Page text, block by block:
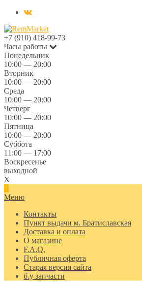
+7 (910) 418-99-73
Часы работы
Понедельник
10:00 — 20:00
Вторник
10:00 — 20:00
Среда
10:00 — 20:00
Четверг
10:00 — 20:00
Пятница
10:00 — 20:00
Суббота
11:00 — 17:00
Воскресенье
выходной
X
Меню
Контакты
Пункт выдачи м. Братиславская
Доставка и оплата
О магазине
F.A.Q.
Публичная оферта
Старая версия сайта
б.у запчасти